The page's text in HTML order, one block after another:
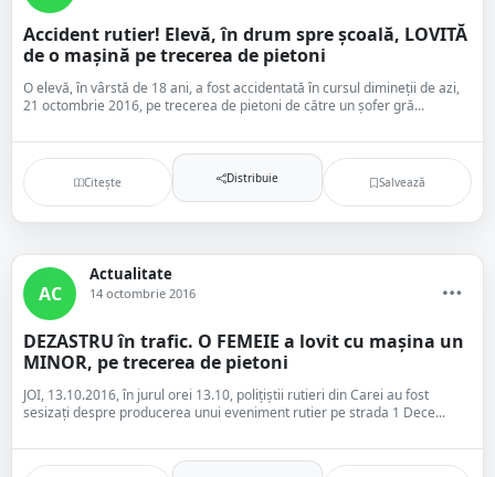
Accident rutier! Elevă, în drum spre școală, LOVITĂ
de o mașină pe trecerea de pietoni
O elevă, în vârstă de 18 ani, a fost accidentată în cursul dimineții de azi,
21 octombrie 2016, pe trecerea de pietoni de către un șofer gră...
Citește Distribuie Salvează
AC
Actualitate
14 octombrie 2016
DEZASTRU în trafic. O FEMEIE a lovit cu mașina un
MINOR, pe trecerea de pietoni
JOI, 13.10.2016, în jurul orei 13.10, polițiștii rutieri din Carei au fost
sesizați despre producerea unui eveniment rutier pe strada 1 Dece...